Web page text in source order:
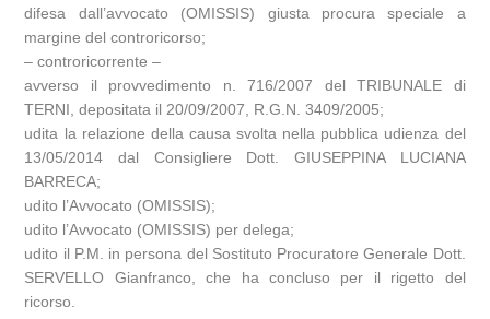
difesa dall’avvocato (OMISSIS) giusta procura speciale a
margine del controricorso;
– controricorrente –
avverso il provvedimento n. 716/2007 del TRIBUNALE di
TERNI, depositata il 20/09/2007, R.G.N. 3409/2005;
udita la relazione della causa svolta nella pubblica udienza del
13/05/2014 dal Consigliere Dott. GIUSEPPINA LUCIANA
BARRECA;
udito l’Avvocato (OMISSIS);
udito l’Avvocato (OMISSIS) per delega;
udito il P.M. in persona del Sostituto Procuratore Generale Dott.
SERVELLO Gianfranco, che ha concluso per il rigetto del
ricorso.